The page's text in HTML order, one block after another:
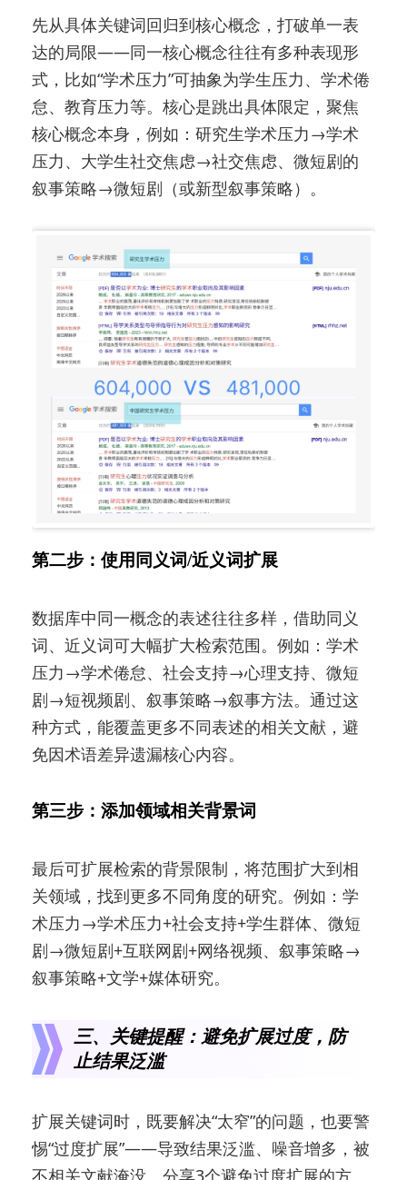
先从具体关键词回归到核心概念，打破单一表
达的局限——同一核心概念往往有多种表现形
式，比如“学术压力”可抽象为学生压力、学术倦
怠、教育压力等。核心是跳出具体限定，聚焦
核心概念本身，例如：研究生学术压力→学术
压力、大学生社交焦虑→社交焦虑、微短剧的
叙事策略→微短剧（或新型叙事策略）。
第二步：使用同义词/近义词扩展
数据库中同一概念的表述往往多样，借助同义
词、近义词可大幅扩大检索范围。例如：学术
压力→学术倦怠、社会支持→心理支持、微短
剧→短视频剧、叙事策略→叙事方法。通过这
种方式，能覆盖更多不同表述的相关文献，避
免因术语差异遗漏核心内容。
第三步：添加领域相关背景词
最后可扩展检索的背景限制，将范围扩大到相
关领域，找到更多不同角度的研究。例如：学
术压力→学术压力+社会支持+学生群体、微短
剧→微短剧+互联网剧+网络视频、叙事策略→
叙事策略+文学+媒体研究。
三、关键提醒：避免扩展过度，防
止结果泛滥
扩展关键词时，既要解决“太窄”的问题，也要警
惕“过度扩展”——导致结果泛滥、噪音增多，被